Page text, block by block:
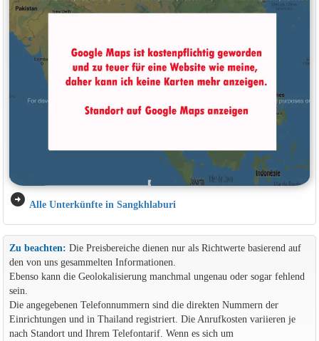
arrow_circle_right Alle Unterkünfte in Sangkhlaburi
Zu beachten: Die Preisbereiche dienen nur als Richtwerte basierend auf
den von uns gesammelten Informationen.
Ebenso kann die Geolokalisierung manchmal ungenau oder sogar fehlend
sein.
Die angegebenen Telefonnummern sind die direkten Nummern der
Einrichtungen und in Thailand registriert. Die Anrufkosten variieren je
nach Standort und Ihrem Telefontarif. Wenn es sich um